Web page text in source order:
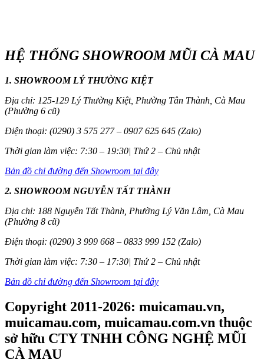
HỆ THỐNG SHOWROOM MŨI CÀ MAU
1. SHOWROOM LÝ THƯỜNG KIỆT
Địa chỉ: 125-129 Lý Thường Kiệt, Phường Tân Thành, Cà Mau
(Phường 6 cũ)
Điện thoại: (0290) 3 575 277 – 0907 625 645 (Zalo)
Thời gian làm việc: 7:30 – 19:30| Thứ 2 – Chủ nhật
Bản đồ chỉ đường đến Showroom tại đây
2. SHOWROOM NGUYỄN TẤT THÀNH
Địa chỉ: 188 Nguyễn Tất Thành, Phường Lý Văn Lâm, Cà Mau
(Phường 8 cũ)
Điện thoại: (0290) 3 999 668 – 0833 999 152 (Zalo)
Thời gian làm việc: 7:30 – 17:30| Thứ 2 – Chủ nhật
Bản đồ chỉ đường đến Showroom tại đây
Copyright 2011-2026: muicamau.vn,
muicamau.com, muicamau.com.vn thuộc
sở hữu CTY TNHH CÔNG NGHỆ MŨI
CÀ MAU